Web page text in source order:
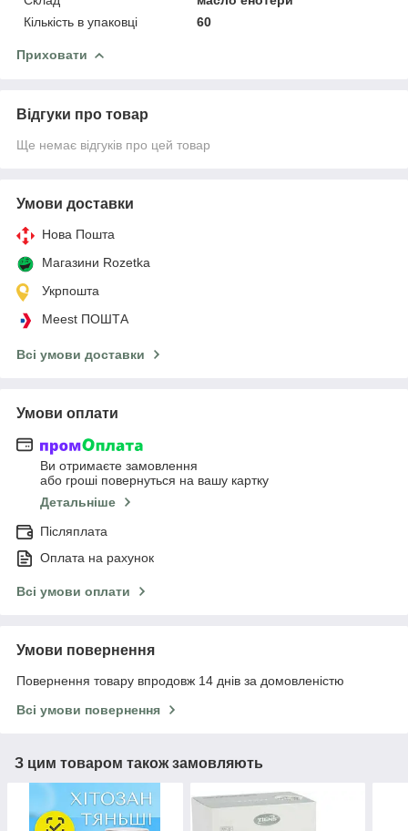
Кількість в упаковці
60
Приховати
Відгуки про товар
Ще немає відгуків про цей товар
Умови доставки
Нова Пошта
Магазини Rozetka
Укрпошта
Meest ПОШТА
Всі умови доставки
Умови оплати
Ви отримаєте замовлення
або гроші повернуться на вашу картку
Детальніше
Післяплата
Оплата на рахунок
Всі умови оплати
Умови повернення
Повернення товару впродовж 14 днів за домовленістю
Всі умови повернення
З цим товаром також замовляють